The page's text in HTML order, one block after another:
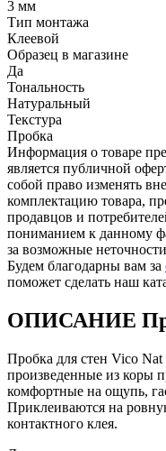
3 мм
Тип монтажа
Клеевой
Образец в магазине
Да
Тональность
Натуральный
Текстура
Пробка
Информация о товаре
является публичной
собой право изменять
комплектацию товара,
продавцов и
пониманием к данному
за возможные
Будем благодарны вам за
поможет сделать наш
ОПИСАНИЕ
Пробка для стен Vico
произведенные из коры
комфортные на ощупь,
Приклеиваются на
контактного клея.